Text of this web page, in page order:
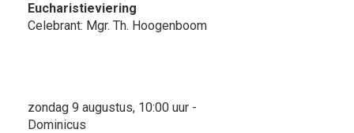
Eucharistieviering
Celebrant: Mgr. Th. Hoogenboom
zondag 9 augustus, 10:00 uur -
Dominicus